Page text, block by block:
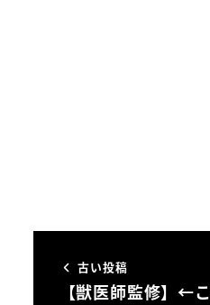
古い投稿
【獣医師監修】←